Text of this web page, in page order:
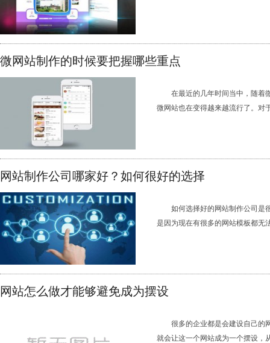
微网站制作的时候要把握哪些重点
在最近的几年时间当中，随着
微网站也在变得越来越流行了。对
网站制作公司哪家好？如何很好的选择
如何选择好的网站制作公司是
是因为现在有很多的网站模板都无
网站怎么做才能够避免成为摆设
很多的企业都是会建设自己的
就会让这一个网站成为一个摆设，